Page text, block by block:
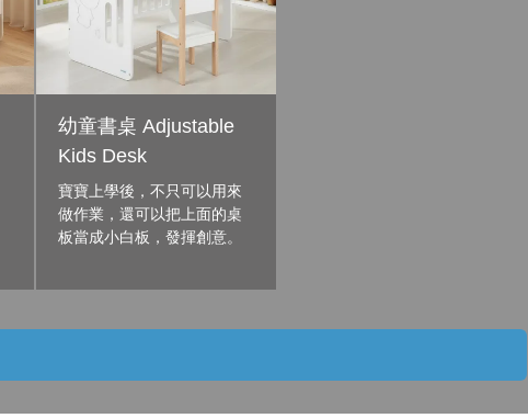
幼童書桌 Adjustable
Kids Desk
寶寶上學後，不只可以用來
做作業，還可以把上面的桌
板當成小白板，發揮創意。